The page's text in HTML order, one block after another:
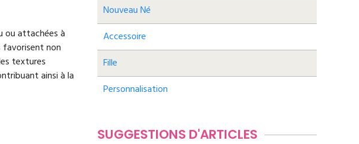
ou attachées à
favorisent non
textures
ainsi à la
Nouveau Né
Accessoire
Fille
Personnalisation
SUGGESTIONS D'ARTICLES